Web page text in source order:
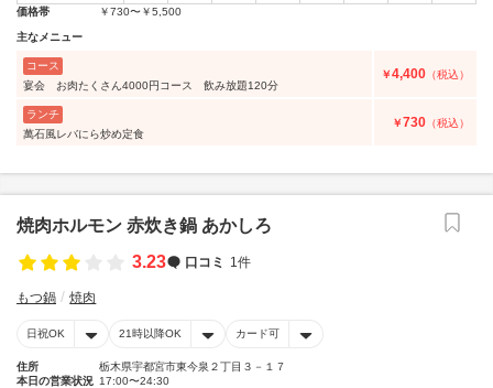
価格帯
￥730〜￥5,500
主なメニュー
コース
宴会 お肉たくさん4000円コース 飲み放題120分
￥4,400 （税込）
ランチ
萬石風レバにら炒め定食
￥730 （税込）
焼肉ホルモン 赤炊き鍋 あかしろ
3.23
口コミ 1件
もつ鍋 焼肉
日祝OK 21時以降OK カード可
住所
栃木県宇都宮市東今泉２丁目３－１７
本日の営業状況 17:00〜24:30